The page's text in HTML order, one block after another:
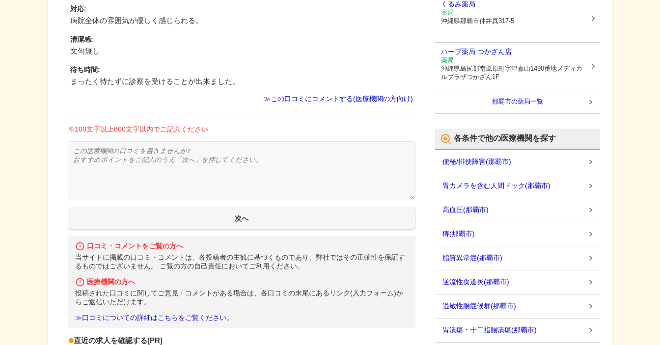
対応:
病院全体の雰囲気が優しく感じられる。
清潔感:
文句無し
待ち時間:
まったく待たずに診察を受けることが出来ました。
≫この口コミにコメントする(医療機関の方向け)
※100文字以上800文字以内でご記入ください
口コミ・コメントをご覧の方へ
当サイトに掲載の口コミ・コメントは、各投稿者の主観に基づくものであり、弊社ではその正確性を保証す
るものではございません。 ご覧の方の自己責任においてご利用ください。
医療機関の方へ
投稿された口コミに関してご意見・コメントがある場合は、各口コミの末尾にあるリンク(入力フォーム)か
らご返信いただけます。
≫口コミについての詳細はこちらをご覧ください。
直近の求人を確認する[PR]
くるみ薬局
薬局
沖縄県那覇市仲井真317-5
ハープ薬局 つかざん店
薬局
沖縄県島尻郡南風原町字津嘉山1490番地メディカ
ルプラザつかざん1F
那覇市の薬局一覧
各条件で他の医療機関を探す
便秘/排便障害(那覇市)
胃カメラを含む人間ドック(那覇市)
高血圧(那覇市)
痔(那覇市)
脂質異常症(那覇市)
逆流性食道炎(那覇市)
過敏性腸症候群(那覇市)
胃潰瘍・十二指腸潰瘍(那覇市)